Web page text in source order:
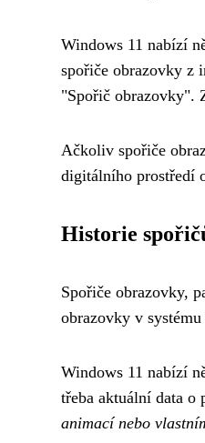
Windows 11 nabízí
spořiče obrazovky z
"Spořič obrazovky".
Ačkoliv spořiče
digitálního prostředí
Historie
Spořiče obrazovky,
obrazovky v
Windows 11 nabízí
třeba aktuální data o
animací nebo